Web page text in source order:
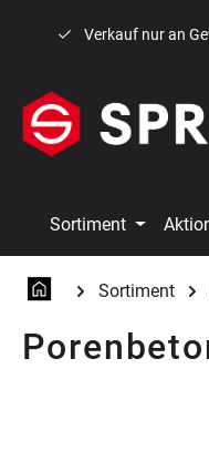
Verkauf nur an
Sortiment
Sortiment